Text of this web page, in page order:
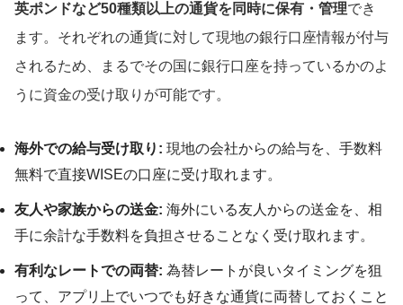
英ポンドなど50種類以上の通貨を同時に保有・管理でき
ます。それぞれの通貨に対して現地の銀行口座情報が付与
されるため、まるでその国に銀行口座を持っているかのよ
うに資金の受け取りが可能です。
海外での給与受け取り: 現地の会社からの給与を、手数料
無料で直接WISEの口座に受け取れます。
友人や家族からの送金: 海外にいる友人からの送金を、相
手に余計な手数料を負担させることなく受け取れます。
有利なレートでの両替: 為替レートが良いタイミングを狙
って、アプリ上でいつでも好きな通貨に両替しておくこと